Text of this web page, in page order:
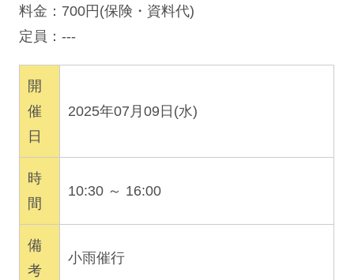
料金：700円(保険・資料代)
定員：---
開
催
日
2025年07月09日(水)
時
間
10:30 ～ 16:00
備
考
小雨催行